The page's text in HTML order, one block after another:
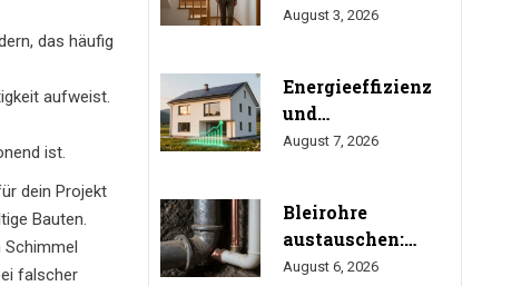
, das häufig
aufweist.
ist.
dein Projekt
Bauten.
Schimmel
falscher
Eigentumswohnung:
August 3, 2026
Energieeffizienz
und
Immobilienwert:
wirklich?
(Studien
2024/2025)
August 7, 2026
Bleirohre
austauschen:
Fristen, Kosten und
August 6, 2026